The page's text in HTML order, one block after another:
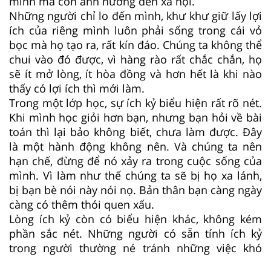
Những người chỉ lo đến mình, khư khư giữ lấy lợi
ích của riêng mình luôn phải sống trong cái vỏ
bọc mà họ tạo ra, rất kín đáo. Chúng ta không thể
chui vào đó được, vì hàng rào rất chắc chắn, họ
sẽ ít mở lòng, ít hòa đồng và hơn hết là khi nào
thấy có lợi ích thì mới làm.
Trong một lớp học, sự ích kỷ biểu hiện rất rõ nét.
Khi mình học giỏi hơn bạn, nhưng bạn hỏi về bài
toán thì lại bảo không biết, chưa làm được. Đây
là một hành động không nên. Và chúng ta nên
hạn chế, đừng để nó xảy ra trong cuộc sống của
mình. Vì làm như thế chúng ta sẽ bị họ xa lánh,
bị bạn bè nói này nói nọ. Bản thân bạn càng ngày
càng có thêm thói quen xấu.
Lòng ích kỷ còn có biểu hiện khác, không kém
phần sắc nét. Những người có sẵn tính ích kỷ
trong người thường né tránh những việc khó